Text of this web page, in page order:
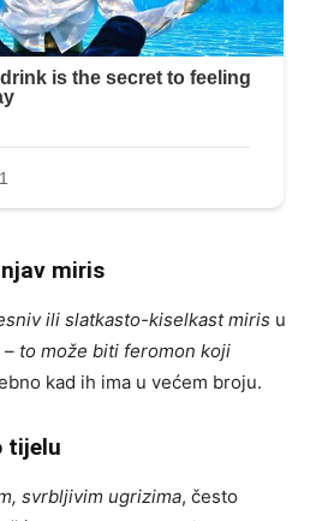
miris
ili slatkasto-kiselkast miris u
– to može biti feromon koji
kad ih ima u većem broju.
tijelu
svrbljivim ugrizima, često